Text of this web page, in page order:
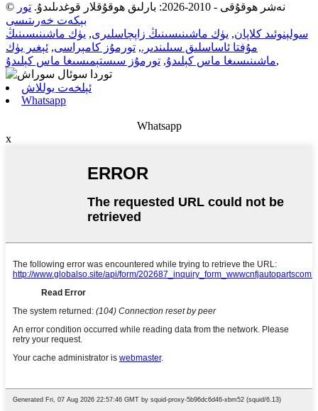
© نەشر ھوقۇقى - 2010-2026: بارلىق ھوقۇقلار قوغدىلىدۇ.
تور
بېكەت خەرىتىسى
سولېنوئىد كلاپان, يۈك ماشىنىسىنىڭ زاپچاسلىرى, يۈك ماشىنىسىنىڭ
مۇفتا ئاساسلىق سىلىندىر., تورمۇز كامېراسى, ئېغىر يۈك
ماشىنىسىغا ماس كېلىدۇ, تورمۇز سىستېمىسىغا ماس كېلىدۇ ,
ئېلخەت يوللاش
Whatsapp
Whatsapp
x